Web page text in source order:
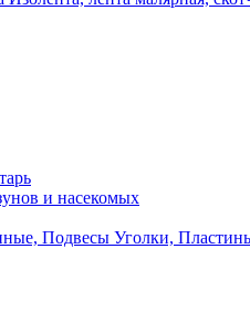
и насекомых
Уголки,